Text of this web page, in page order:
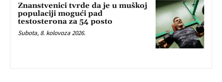
Znanstvenici tvrde da je u muškoj
populaciji mogući pad
testosterona za 54 posto
Subota, 8. kolovoza 2026.